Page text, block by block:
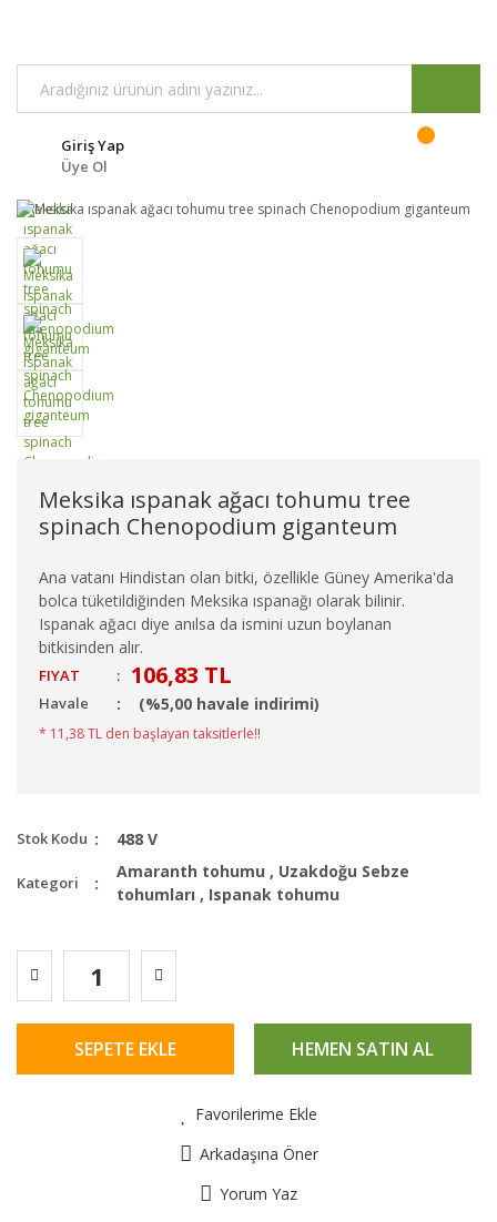
Giriş Yap
Üye Ol
Meksika ıspanak ağacı tohumu tree
spinach Chenopodium giganteum
Ana vatanı Hindistan olan bitki, özellikle Güney Amerika'da
bolca tüketildiğinden Meksika ıspanağı olarak bilinir.
Ispanak ağacı diye anılsa da ismini uzun boylanan
bitkisinden alır.
FIYAT : 106,83 TL
Havale (%5,00 havale indirimi)
* 11,38 TL den başlayan taksitlerle!!
Stok Kodu 488 V
Kategori
Amaranth tohumu , Uzakdoğu Sebze
tohumları , Ispanak tohumu
SEPETE EKLE HEMEN SATIN AL
Favorilerime Ekle
Arkadaşına Öner
Yorum Yaz